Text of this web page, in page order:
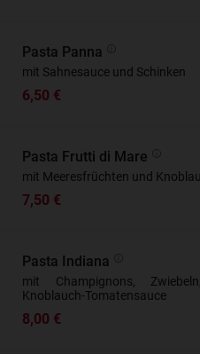
Pasta Panna
mit Sahnesauce und Schinken
6,50 €
Pasta Frutti di Mare
mit Meeresfrüchten und
7,50 €
Pasta Indiana
mit Champignons,
Knoblauch-Tomatensauce
8,00 €